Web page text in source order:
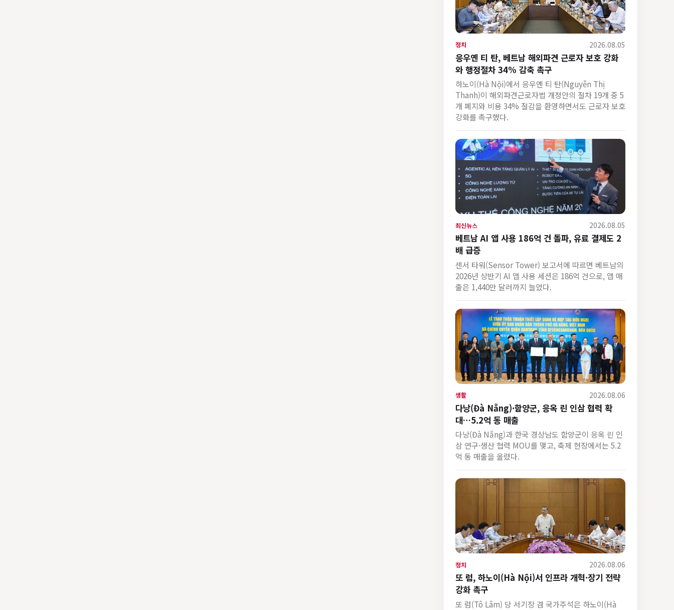
정치 2026.08.05
응우옌 티 탄, 베트남 해외파견 근로자 보호 강화
와 행정절차 34% 감축 촉구
하노이(Hà Nội)에서 응우옌 티 탄(Nguyễn Thị
Thanh)이 해외파견근로자법 개정안의 절차 19개 중 5
개 폐지와 비용 34% 절감을 환영하면서도 근로자 보호
강화를 촉구했다.
최신뉴스 2026.08.05
베트남 AI 앱 사용 186억 건 돌파, 유료 결제도 2
배 급증
센서 타워(Sensor Tower) 보고서에 따르면 베트남의
2026년 상반기 AI 앱 사용 세션은 186억 건으로, 앱 매
출은 1,440만 달러까지 늘었다.
생활 2026.08.06
다낭(Đà Nẵng)·함양군, 응옥 린 인삼 협력 확
대…5.2억 동 매출
다낭(Đà Nẵng)과 한국 경상남도 함양군이 응옥 린 인
삼 연구·생산 협력 MOU를 맺고, 축제 현장에서는 5.2
억 동 매출을 올렸다.
정치 2026.08.06
또 럼, 하노이(Hà Nội)서 인프라 개혁·장기 전략
강화 촉구
또 럼(Tô Lâm) 당 서기장 겸 국가주석은 하노이(Hà